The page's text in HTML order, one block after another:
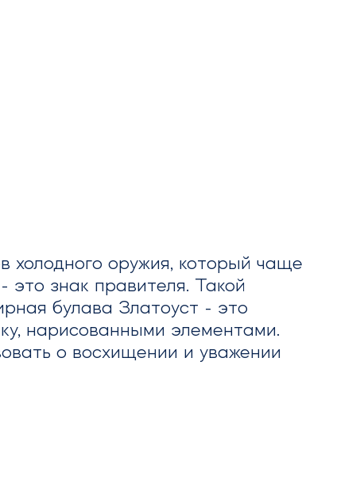
холодного оружия, который чаще
это знак правителя. Такой
булава Златоуст - это
нарисованными элементами.
о восхищении и уважении